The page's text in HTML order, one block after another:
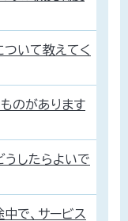
ついて教えてく
のがあります
したらよいで
で、サービス